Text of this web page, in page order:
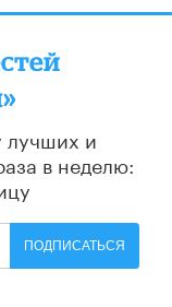
лучших и
в неделю:
ПОДПИСАТЬСЯ